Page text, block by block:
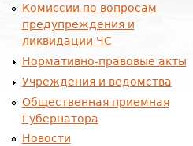
Комиссии по вопросам
предупреждения и
ликвидации ЧС
Нормативно-правовые акты
Учреждения и ведомства
Общественная приемная
Губернатора
Новости